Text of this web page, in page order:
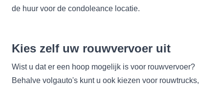
de huur voor de condoleance locatie.
Kies zelf uw rouwvervoer uit
Wist u dat er een hoop mogelijk is voor rouwvervoer?
Behalve volgauto's kunt u ook kiezen voor rouwtrucks,